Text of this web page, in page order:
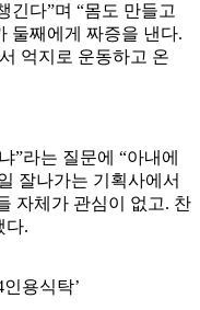
긴다”며 “몸도 만들고
둘째에게 짜증을 낸다.
억지로 운동하고 온
”라는 질문에 “아내에
잘나가는 기획사에서
자체가 관심이 없고. 찬
다.
용식탁’